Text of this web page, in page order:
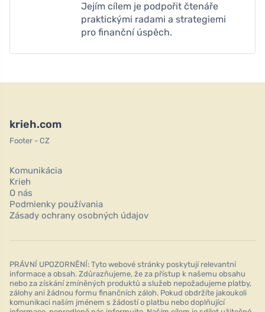
Jejím cílem je podpořit čtenáře
praktickými radami a strategiemi
pro finanční úspěch.
krieh.com
Footer - CZ
Komunikácia
Krieh
O nás
Podmienky používania
Zásady ochrany osobných údajov
PRÁVNÍ UPOZORNĚNÍ: Tyto webové stránky poskytují relevantní
informace a obsah. Zdůrazňujeme, že za přístup k našemu obsahu
nebo za získání zmíněných produktů a služeb nepožadujeme platby,
zálohy ani žádnou formu finančních záloh. Pokud obdržíte jakoukoli
komunikaci naším jménem s žádostí o platbu nebo doplňující